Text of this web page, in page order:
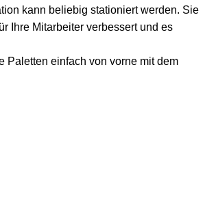
kann beliebig stationiert werden. Sie
Ihre Mitarbeiter verbessert und es
Paletten einfach von vorne mit dem